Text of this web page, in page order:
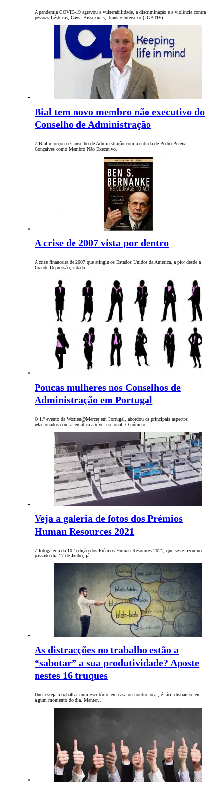
A pandemia COVID-19 agravou a vulnerabilidade, a discriminação e a violência contra
pessoas Lésbicas, Gays, Bissexuais, Trans e Intersexo (LGBTI+)…
Bial tem novo membro não executivo do
Conselho de Administração
A Bial reforçou o Conselho de Administração com a entrada de Pedro Pereira
Gonçalves como Membro Não Executivo.
A crise de 2007 vista por dentro
A crise financeira de 2007 que atingiu os Estados Unidos da América, a pior desde a
Grande Depressão, é dada…
Poucas mulheres nos Conselhos de
Administração em Portugal
O 1.º evento da Women@Mercer em Portugal, abordou os principais aspectos
relacionados com a temática a nível nacional. O número…
Veja a galeria de fotos dos Prémios
Human Resources 2021
A fotogaleria da 10.ª edição dos Prémios Human Resources 2021, que se realizou no
passado dia 17 de Junho, já…
As distracções no trabalho estão a
“sabotar” a sua produtividade? Aposte
nestes 16 truques
Quer esteja a trabalhar num escritório, em casa ou noutro local, é fácil distrair-se em
algum momento do dia. Manter…